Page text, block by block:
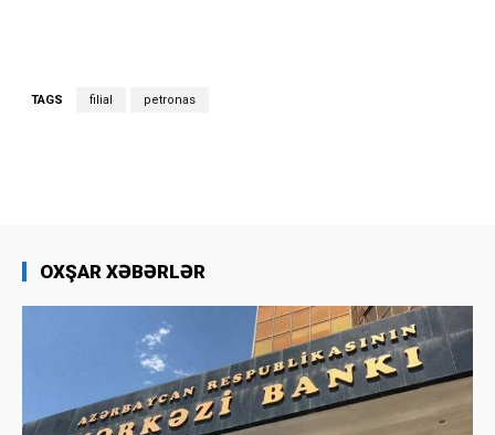
TAGS filial petronas
OXŞAR XƏBƏRLƏR